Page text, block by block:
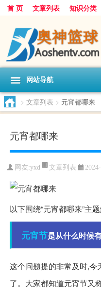
首 页 文章列表 知识分类
网站导航
> 文章列表 > 元宵都哪来
元宵都哪来
网友:yxd 文章列表
以下围绕“元宵都哪来”主
元宵节是从什么时候
这个问题提的非常及时,今
了。大家都知道元宵节又